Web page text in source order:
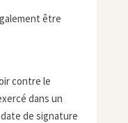
être
contre le
dans un
de signature